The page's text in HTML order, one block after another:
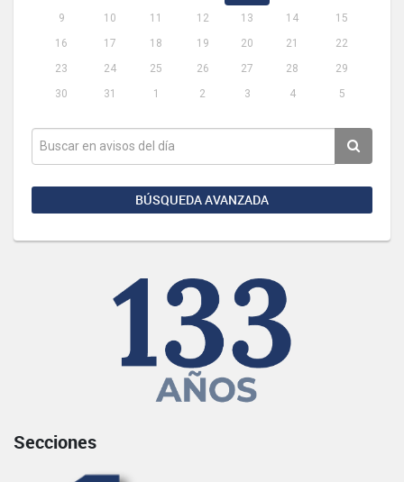
9
10 11 12 13 14
15
16
17 18 19 20 21
22
23
24 25 26 27 28
29
30
31 1 2 3 4 5
BÚSQUEDA AVANZADA
Secciones